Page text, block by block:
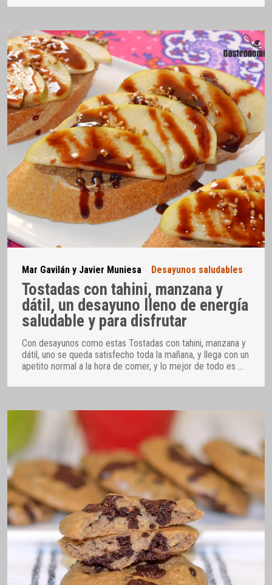
Mar Gavilán y Javier Muniesa Desayunos saludables
Tostadas con tahini, manzana y
dátil, un desayuno lleno de energía
saludable y para disfrutar
Con desayunos como estas Tostadas con tahini, manzana y
dátil, uno se queda satisfecho toda la mañana, y llega con un
apetito normal a la hora de comer, y lo mejor de todo es …